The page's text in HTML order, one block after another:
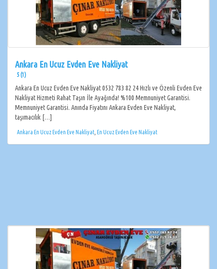
Ankara En Ucuz Evden Eve Nakliyat
5 (1)
Ankara En Ucuz Evden Eve Nakliyat 0532 783 82 24 Hızlı ve Özenli Evden Eve
Nakliyat Hizmeti Rahat Taşın İle Ayağında! %100 Memnuniyet Garantisi.
Memnuniyet Garantisi. Anında Fiyatını Ankara Evden Eve Nakliyat,
taşımacılık […]
Ankara En Ucuz Evden Eve Nakliyat En Ucuz Evden Eve Nakliyat